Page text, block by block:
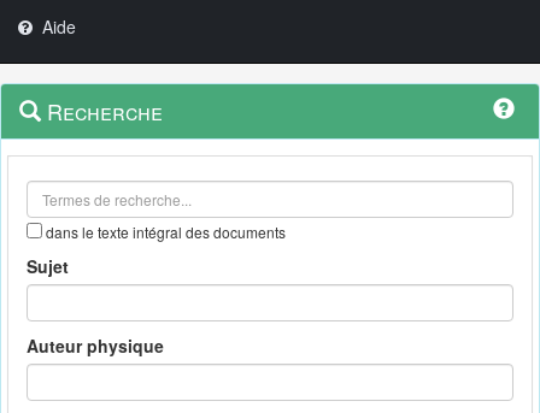
Aide
Navigation
outils
Menu
contextuel
Recherche
dans le texte intégral des documents
Sujet
Auteur physique